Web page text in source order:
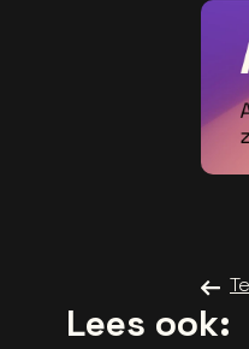
Lees ook: